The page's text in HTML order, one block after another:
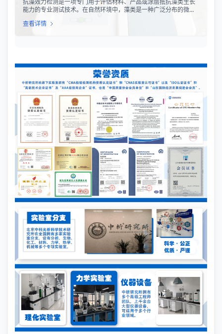
抗藻效力检测是一项专门用于评估材料、产品或涂层抵抗藻类生长
能力的专业测试技术。在自然环境中，藻类是一种广泛分布的微生
形成生物膜。藻类的生长不仅会影响产品的外观，导致表面变色、
查看详情